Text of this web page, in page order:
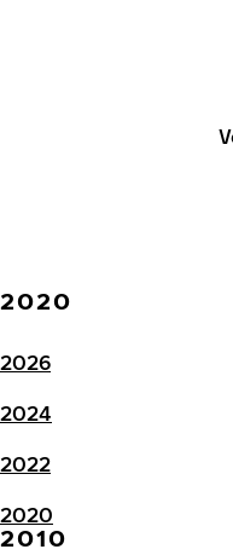
2020
2026
2024
2022
2020
2010